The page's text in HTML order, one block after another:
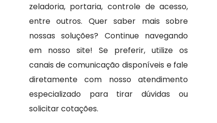
zeladoria, portaria, controle de acesso,
entre outros. Quer saber mais sobre
nossas soluções? Continue navegando
em nosso site! Se preferir, utilize os
canais de comunicação disponíveis e fale
diretamente com nosso atendimento
especializado para tirar dúvidas ou
solicitar cotações.